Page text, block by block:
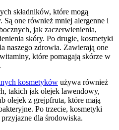
składników, które mogą
one również mniej alergenne i
jak zaczerwienienia,
skóry. Po drugie, kosmetyki
naszego zdrowia. Zawierają one
które pomagają skórze w
kosmetyków używa również
takich jak olejek lawendowy,
olejek z grejpfruta, które mają
Po trzecie, kosmetyki
dla środowiska.